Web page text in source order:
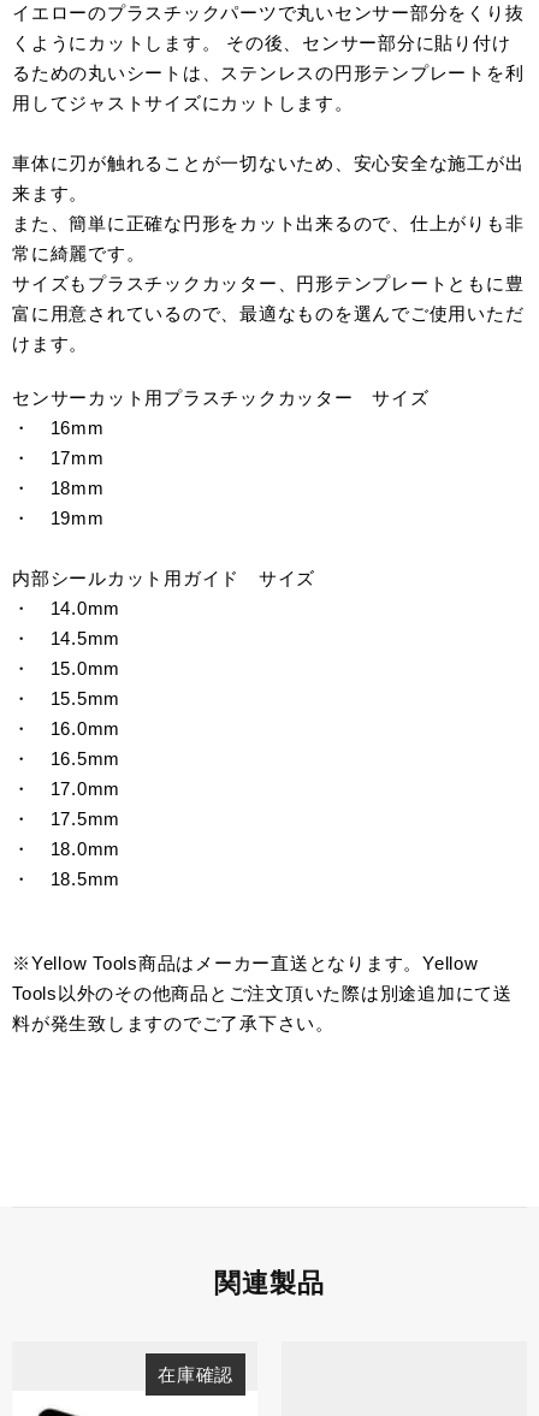
イエローのプラスチックパーツで丸いセンサー部分をくり抜
くようにカットします。 その後、センサー部分に貼り付け
るための丸いシートは、ステンレスの円形テンプレートを利
用してジャストサイズにカットします。
車体に刃が触れることが一切ないため、安心安全な施工が出
来ます。
また、簡単に正確な円形をカット出来るので、仕上がりも非
常に綺麗です。
サイズもプラスチックカッター、円形テンプレートともに豊
富に用意されているので、最適なものを選んでご使用いただ
けます。
センサーカット用プラスチックカッター サイズ
・ 16mm
・ 17mm
・ 18mm
・ 19mm
内部シールカット用ガイド サイズ
・ 14.0mm
・ 14.5mm
・ 15.0mm
・ 15.5mm
・ 16.0mm
・ 16.5mm
・ 17.0mm
・ 17.5mm
・ 18.0mm
・ 18.5mm
※Yellow Tools商品はメーカー直送となります。Yellow
Tools以外のその他商品とご注文頂いた際は別途追加にて送
料が発生致しますのでご了承下さい。
関連製品
在庫確認